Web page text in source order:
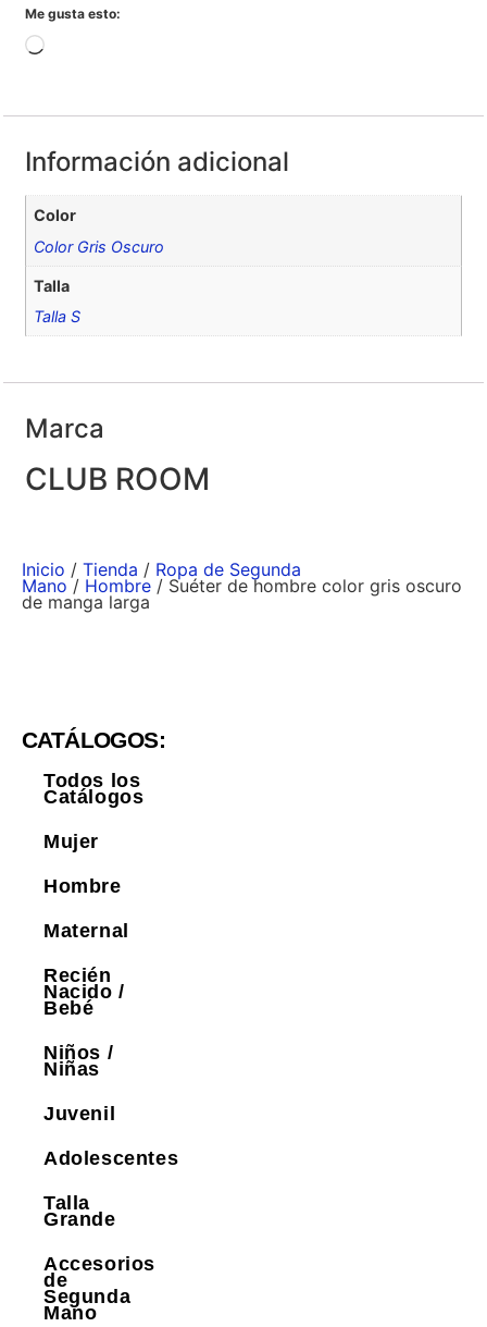
Me gusta esto:
Información adicional
Color
Color Gris Oscuro
Talla
Talla S
Marca
CLUB ROOM
Inicio / Tienda / Ropa de Segunda
Mano / Hombre / Suéter de hombre color gris oscuro
de manga larga
CATÁLOGOS:
Todos los
Catálogos
Mujer
Hombre
Maternal
Recién
Nacido /
Bebé
Niños /
Niñas
Juvenil
Adolescentes
Talla
Grande
Accesorios
de
Segunda
Mano